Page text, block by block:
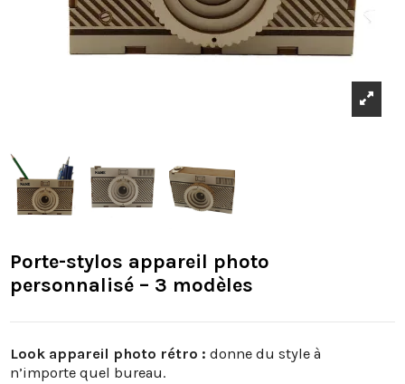
Porte-stylos appareil photo
personnalisé – 3 modèles
Look appareil photo rétro : donne du style à
n’importe quel bureau.